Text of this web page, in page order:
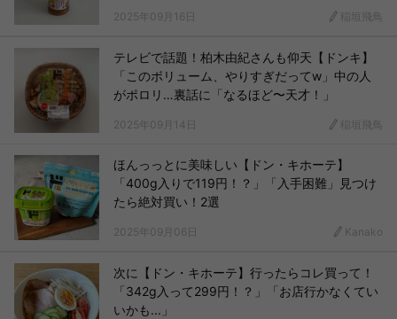
2025年09月16日 稲垣飛鳥
テレビで話題！柏木由紀さんも仰天【ドンキ】
「このボリューム、やりすぎだってw」中の人
がポロリ…裏話に「なるほど〜天才！」
2025年09月14日 稲垣飛鳥
ほんっっとに美味しい【ドン・キホーテ】
「400g入りで119円！？」「入手困難」見つけ
たら絶対買い！2選
2025年09月06日 Kanako
次に【ドン・キホーテ】行ったらコレ買って！
「342g入って299円！？」「お店行かなくてい
いかも...」